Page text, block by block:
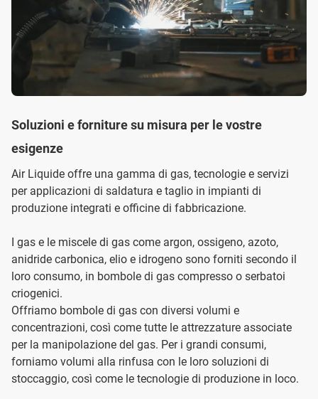
Soluzioni e forniture su misura per le vostre
esigenze
Air Liquide offre una gamma di gas, tecnologie e servizi
per applicazioni di saldatura e taglio in impianti di
produzione integrati e officine di fabbricazione.
I gas e le miscele di gas come argon, ossigeno, azoto,
anidride carbonica, elio e idrogeno sono forniti secondo il
loro consumo, in bombole di gas compresso o serbatoi
criogenici.
Offriamo bombole di gas con diversi volumi e
concentrazioni, così come tutte le attrezzature associate
per la manipolazione del gas. Per i grandi consumi,
forniamo volumi alla rinfusa con le loro soluzioni di
stoccaggio, così come le tecnologie di produzione in loco.